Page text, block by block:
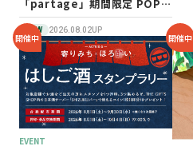
「partage」期間限定 POP
UP SHOP オープン！
NEW 2026.08.02UP
開催中
EVENT
開催中